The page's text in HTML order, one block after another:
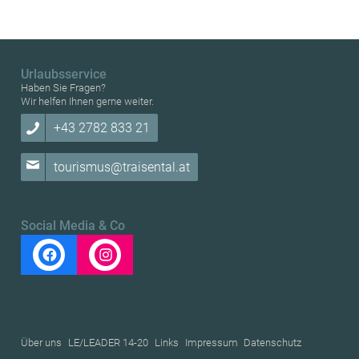
Urlaubsservice
Haben Sie Fragen?
Wir helfen Ihnen gerne weiter.
+43 2782 833 21
tourismus@traisental.at
Social Media & Co
Über uns LE/LEADER 14-20 Links Impressum Datenschutz